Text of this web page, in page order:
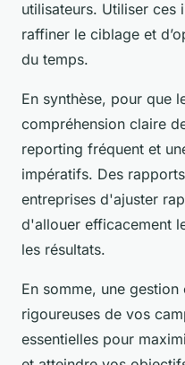
utilisateurs. Utiliser ces
raffiner le ciblage et
du temps.
En synthèse, pour que
compréhension claire
reporting fréquent et
impératifs. Des
entreprises d'ajuster
d'allouer efficacement
les résultats.
En somme, une
rigoureuses de vos
essentielles pour